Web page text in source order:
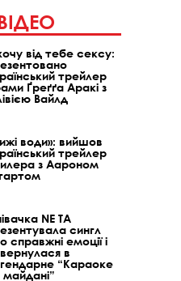
від тебе сексу:
трейлер
Ґреґґа Аракі з
Вайлд
води»: вийшов
трейлер
з Аароном
NE TA
сингл
справжні емоції і
в
“Караоке
майдані”